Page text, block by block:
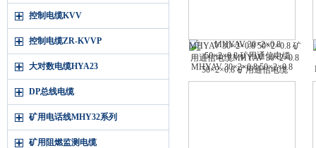
控制电缆KVV
控制电缆ZR-KVVP
大对数电缆HYA23
DP总线电缆
矿用电话线MHY32系列
矿用阻燃监测电缆
MHYAV 30×2×0.8 50×2×0.8 矿
用通信电缆MHYAV 30×2×0.8
50×2×0.8 矿用通信电缆